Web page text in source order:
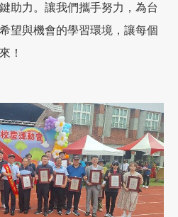
助力。讓我們攜手努力，為台
望與機會的學習環境，讓每個
！